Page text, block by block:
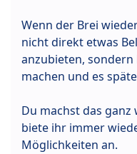
Wenn der Brei
nicht direkt etwas
anzubieten, sondern
machen und es
Du machst das
biete ihr immer
Möglichkeiten an.